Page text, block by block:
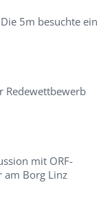
5m besuchte ein
Redewettbewerb
mit ORF-
am Borg Linz